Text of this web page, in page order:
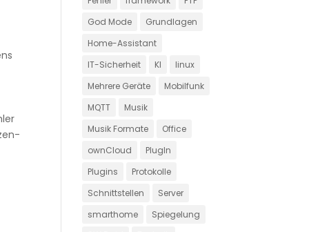
God Mode
Grundlagen
Home-Assistant
IT-Sicherheit
KI
linux
Mehrere Geräte
Mobilfunk
MQTT
Musik
Musik Formate
Office
ownCloud
PlugIn
Plugins
Protokolle
Schnittstellen
Server
smarthome
Spiegelung